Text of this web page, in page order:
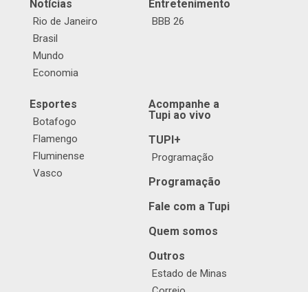
Notícias
Rio de Janeiro
Brasil
Mundo
Economia
Entretenimento
BBB 26
Esportes
Botafogo
Flamengo
Fluminense
Vasco
Acompanhe a
Tupi ao vivo
TUPI+
Programação
Programação
Fale com a Tupi
Quem somos
Outros
Estado de Minas